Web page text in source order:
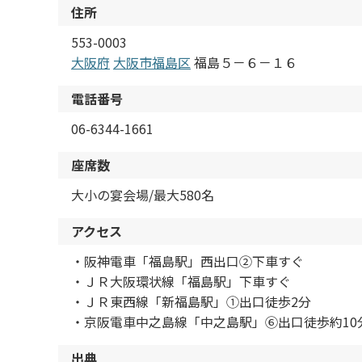
住所
553-0003
大阪府 大阪市福島区福島５－６－１６
電話番号
06-6344-1661
座席数
大小の宴会場/最大580名
アクセス
・阪神電車「福島駅」西出口②下車すぐ
・ＪＲ大阪環状線「福島駅」下車すぐ
・ＪＲ東西線「新福島駅」①出口徒歩2分
・京阪電車中之島線「中之島駅」⑥出口徒歩約10
出典